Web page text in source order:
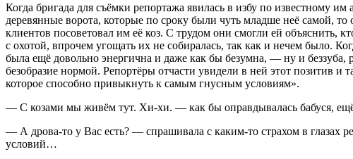
Когда бригада для съёмки репортажа явилась в избу по известному
деревянные ворота, которые по сроку были чуть младше неё самой,
клиентов посоветовал им её коз. С трудом они смогли ей
с охотой, впрочем угощать их не собиралась, так как и нечем было.
была ещё довольно энергична и даже как бы безумна, — ну и беззуба,
безобразие нормой. Репортёры отчасти увидели в ней этот позитив
которое способно привыкнуть к самым гнусным условиям».
— С козами мы живём тут. Хи-хи. — как бы оправдывалась бабуся,
— А дрова-то у Вас есть? — спрашивала с каким-то страхом в глазах
условий…